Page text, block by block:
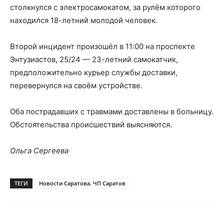
столкнулся с электросамокатом, за рулём которого
находился 18-летний молодой человек.
Второй инцидент произошёл в 11:00 на проспекте
Энтузиастов, 25/24 — 23-летний самокатчик,
предположительно курьер службы доставки,
перевернулся на своём устройстве.
Оба пострадавших с травмами доставлены в больницу.
Обстоятельства происшествий выясняются.
Ольга Сергеева
ТЕГИ Новости Саратова. ЧП Саратов